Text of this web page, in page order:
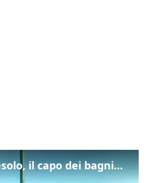
Tuffi dai pontili a Jesolo, il capo dei bagnini: "L'impegno di tutti per evitare altre tragedie"